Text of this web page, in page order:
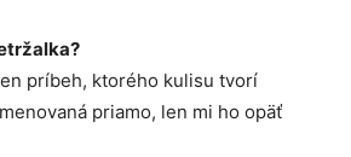
príbeh, ktorého kulisu tvorí
priamo, len mi ho opäť